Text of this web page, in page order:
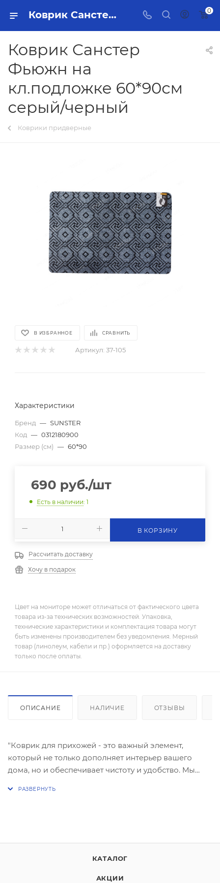
Коврик Санстер Фьюжн на кл.подложке 60*90см серый/черный Тольятти - купить в интернет-магазине, каталог с ценами и характеристиками 0
Коврик Санстер
Фьюжн на
кл.подложке 60*90см
серый/черный
Коврики придверные
В ИЗБРАННОЕ СРАВНИТЬ
Артикул: 37-105
Характеристики
Бренд — SUNSTER
Код — 0312180900
Размер (см) — 60*90
690 руб./шт
Есть в наличии: 1
В КОРЗИНУ
Рассчитать доставку
Хочу в подарок
Цвет на мониторе может отличаться от фактического цвета
товара из-за технических возможностей. Упаковка,
технические характеристики и комплектация товара могут
быть изменены производителем без уведомления. Мерный
товар (линолеум, кабели и пр.) оформляется на доставку
только после оплаты.
ОПИСАНИЕ НАЛИЧИЕ ОТЗЫВЫ
"Коврик для прихожей - это важный элемент,
который не только дополняет интерьер вашего
дома, но и обеспечивает чистоту и удобство. Мы
Необычные рисунки понравятся взрослым и детям,
серых ковриков. Придверные коврики FRESH
КАТАЛОГ
АКЦИИ